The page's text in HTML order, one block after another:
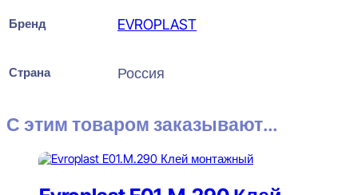
Бренд EVROPLAST
Страна Россия
С этим товаром заказывают...